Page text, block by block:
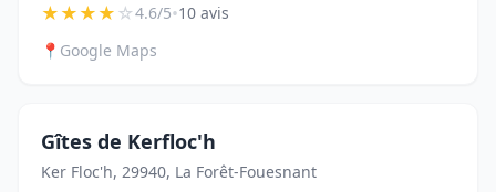
★★★★☆4.6/5•10 avis
📍 Google Maps
Gîtes de Kerfloc'h
Ker Floc'h, 29940, La Forêt-Fouesnant